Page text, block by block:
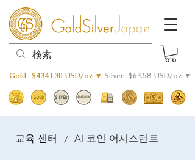
Gold : $4341.30 USD/oz ▼ Silver : $63.58 USD/oz ▼
교육 센터 / AI 코인 어시스턴트